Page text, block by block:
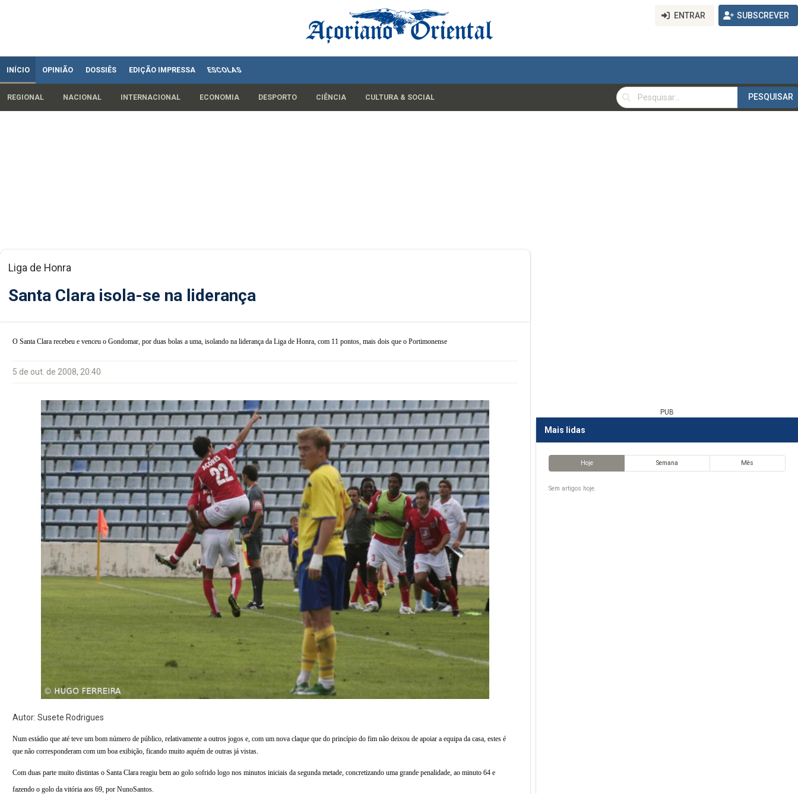
ENTRAR SUBSCREVER
INÍCIO OPINIÃO DOSSIÊS EDIÇÃO IMPRESSA ESCOLAS
REGIONAL NACIONAL INTERNACIONAL ECONOMIA DESPORTO CIÊNCIA CULTURA & SOCIAL
PESQUISAR
PESQUISAR
Liga de Honra
Santa Clara isola-se na liderança
O Santa Clara recebeu e venceu o Gondomar, por duas bolas a uma, isolando na liderança da Liga de Honra, com 11 pontos, mais dois que o Portimonense
5 de out. de 2008, 20:40
Autor: Susete Rodrigues
Num estádio que até teve um bom número de público, relativamente a outros jogos e, com um nova claque que do princípio do fim não deixou de apoiar a equipa da casa, estes é
que não corresponderam com um boa exibição, ficando muito aquém de outras já vistas.
Com duas parte muito distintas o Santa Clara reagiu bem ao golo sofrido logo nos minutos iniciais da segunda metade, concretizando uma grande penalidade, ao minuto 64 e
fazendo o golo da vitória aos 69, por NunoSantos.
PUB
Mais lidas
Hoje Semana Mês
Sem artigos hoje.